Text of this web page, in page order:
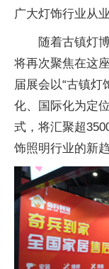
广大灯饰行业从
随着古镇灯
将再次聚焦在这
届展会以“古镇灯
化、国际化为定
式，将汇聚超
饰照明行业的新